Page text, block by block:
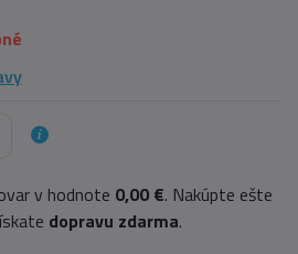
v hodnote 0,00 €. Nakúpte ešte
dopravu zdarma.